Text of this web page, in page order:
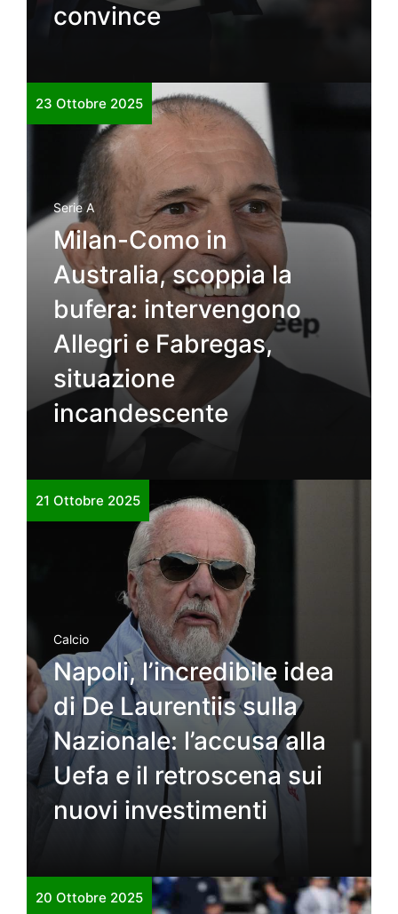
convince
23 Ottobre 2025
Serie A
Milan-Como in
Australia, scoppia la
bufera: intervengono
Allegri e Fabregas,
situazione
incandescente
21 Ottobre 2025
Calcio
Napoli, l’incredibile idea
di De Laurentiis sulla
Nazionale: l’accusa alla
Uefa e il retroscena sui
nuovi investimenti
20 Ottobre 2025